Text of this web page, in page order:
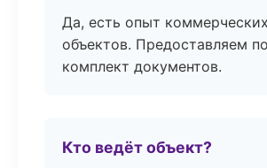
Да, есть опыт коммерческих
объектов. Предоставляем
комплект документов.
Кто ведёт объект?